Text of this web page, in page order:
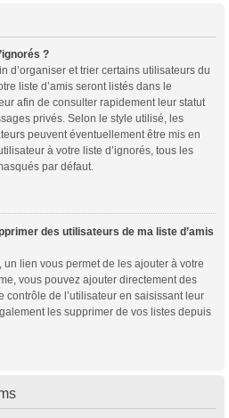
?
d’organiser et trier certains utilisateurs du
liste d’amis seront listés dans le
afin de consulter rapidement leur statut
privés. Selon le style utilisé, les
peuvent éventuellement être mis en
à votre liste d’ignorés, tous les
par défaut.
des utilisateurs de ma liste d’amis
un lien vous permet de les ajouter à votre
vous pouvez ajouter directement des
de l’utilisateur en saisissant leur
les supprimer de vos listes depuis